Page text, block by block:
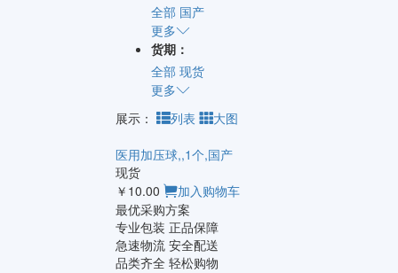
全部 国产
更多
货期：
全部 现货
更多
展示：
列表 大图
医用加压球,,1个,国产
现货
￥10.00
加入购物车
最优采购方案
专业包装 正品保障
急速物流 安全配送
品类齐全 轻松购物